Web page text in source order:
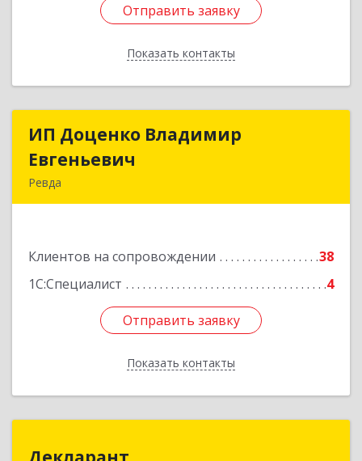
Отправить заявку
Показать контакты
Отправить заявку
Назад
ИП Доценко Владимир
Евгеньевич
Ревда
Клиентов на сопровождении
38
1С:Специалист
4
Отправить заявку
Показать контакты
ИП Доценко Владимир
Подробнее
Отправить заявку
Назад